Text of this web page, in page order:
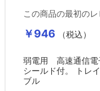
この商品の最初のレ
￥946 （税込）
弱電用 高速通信電
シールド付。 トレ
ブル